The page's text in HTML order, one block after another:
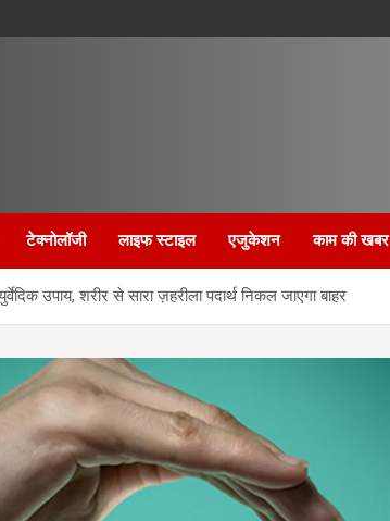
टेक्नोलॉजी लाइफ स्टाइल एजुकेशन काम की खबर
उपाय, शरीर से सारा ज़हरीला पदार्थ निकल जाएगा बाहर